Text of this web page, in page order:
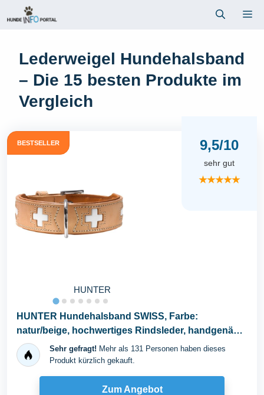
Inhalt
Lederweigel Hundehalsband
– Die 15 besten Produkte im
Vergleich
BESTSELLER
HUNTER
9,5/10
sehr gut
★★★★★
HUNTER Hundehalsband SWISS, Farbe:
natur/beige, hochwertiges Rindsleder, handgenäht,
schweizer...Sehr gefragt! Mehr als 131 Personen haben dieses
Produkt kürzlich gekauft.
Zum Angebot